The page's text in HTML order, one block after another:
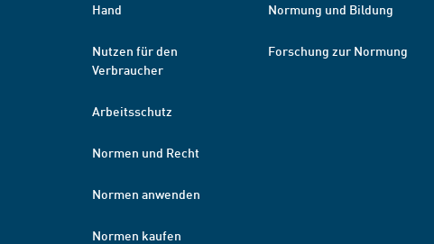
Hand
Nutzen für den
Verbraucher
Arbeitsschutz
Normen und Recht
Normen anwenden
Normen kaufen
Normung und Bildung
Forschung zur Normung